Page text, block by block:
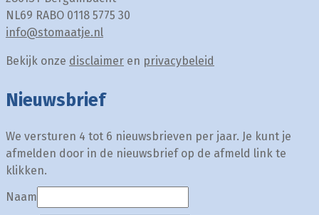
NL69 RABO 0118 5775 30
info@stomaatje.nl
Bekijk onze disclaimer en privacybeleid
Nieuwsbrief
We versturen 4 tot 6 nieuwsbrieven per jaar. Je kunt je
afmelden door in de nieuwsbrief op de afmeld link te
klikken.
Naam